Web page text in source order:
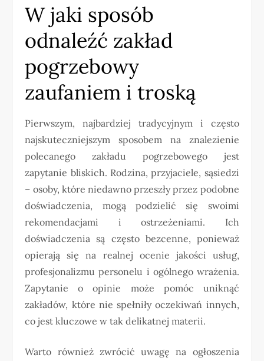
W jaki sposób
odnaleźć zakład
pogrzebowy
zaufaniem i troską
Pierwszym, najbardziej tradycyjnym i często
najskuteczniejszym sposobem na znalezienie
polecanego zakładu pogrzebowego jest
zapytanie bliskich. Rodzina, przyjaciele, sąsiedzi
– osoby, które niedawno przeszły przez podobne
doświadczenia, mogą podzielić się swoimi
rekomendacjami i ostrzeżeniami. Ich
doświadczenia są często bezcenne, ponieważ
opierają się na realnej ocenie jakości usług,
profesjonalizmu personelu i ogólnego wrażenia.
Zapytanie o opinie może pomóc uniknąć
zakładów, które nie spełniły oczekiwań innych,
co jest kluczowe w tak delikatnej materii.
Warto również zwrócić uwagę na ogłoszenia